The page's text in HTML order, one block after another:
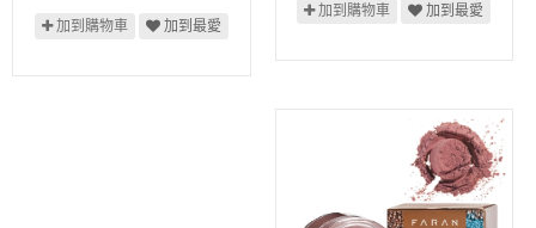
加到購物車 加到最愛
加到購物車 加到最愛